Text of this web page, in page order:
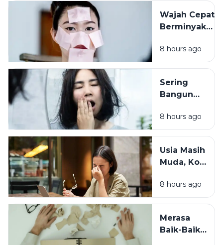
Punya Peran
Wajah Cepat
Berminyak
Karena
Cuaca, Ini
Kemungkinan
Penyebabnya
8 hours ago
Sering
Bangun
Wajah
Kusam?
Periksa 7
Kebiasaan
Tidur Ini
8 hours ago
Usia Masih
Muda, Kok
Cepat
Capek? Ini
yang
Sering
8 hours ago
Merasa
Baik-Baik